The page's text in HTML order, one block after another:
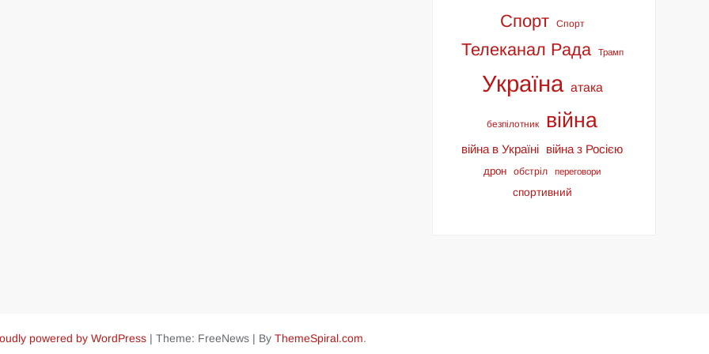
Спорт Спорт
Телеканал Рада Трамп
Україна атака
безпілотник війна
війна в Україні війна з Росією
дрон обстріл переговори
спортивний
powered by WordPress | Theme: FreeNews | By ThemeSpiral.com.